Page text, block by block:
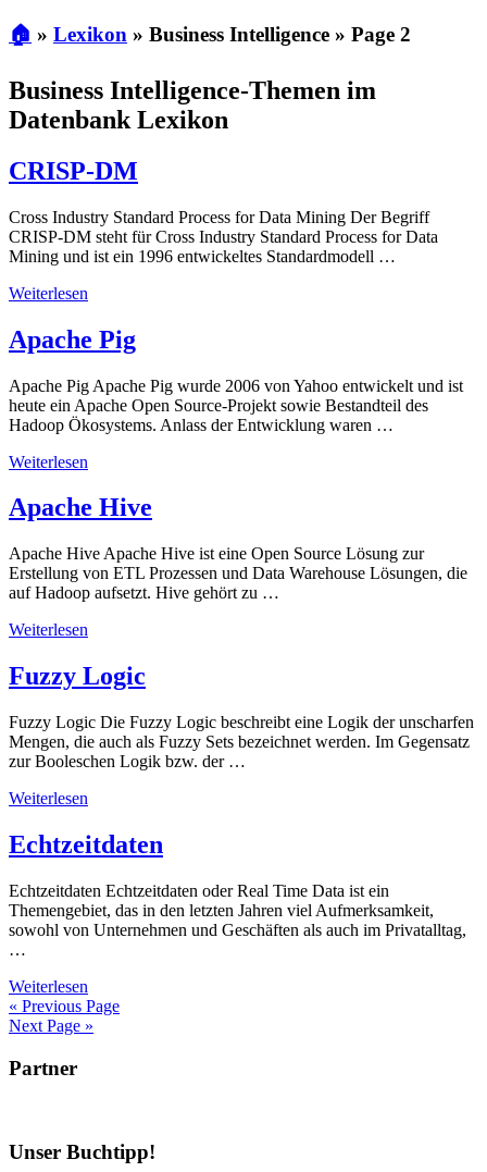
🏠 » Lexikon » Business Intelligence » Page 2
Business Intelligence-Themen im
Datenbank Lexikon
CRISP-DM
Cross Industry Standard Process for Data Mining Der Begriff
CRISP-DM steht für Cross Industry Standard Process for Data
Mining und ist ein 1996 entwickeltes Standardmodell …
Weiterlesen
Apache Pig
Apache Pig Apache Pig wurde 2006 von Yahoo entwickelt und ist
heute ein Apache Open Source-Projekt sowie Bestandteil des
Hadoop Ökosystems. Anlass der Entwicklung waren …
Weiterlesen
Apache Hive
Apache Hive Apache Hive ist eine Open Source Lösung zur
Erstellung von ETL Prozessen und Data Warehouse Lösungen, die
auf Hadoop aufsetzt. Hive gehört zu …
Weiterlesen
Fuzzy Logic
Fuzzy Logic Die Fuzzy Logic beschreibt eine Logik der unscharfen
Mengen, die auch als Fuzzy Sets bezeichnet werden. Im Gegensatz
zur Booleschen Logik bzw. der …
Weiterlesen
Echtzeitdaten
Echtzeitdaten Echtzeitdaten oder Real Time Data ist ein
Themengebiet, das in den letzten Jahren viel Aufmerksamkeit,
sowohl von Unternehmen und Geschäften als auch im Privatalltag,
…
Weiterlesen
« Previous Page
Next Page »
Partner
Unser Buchtipp!